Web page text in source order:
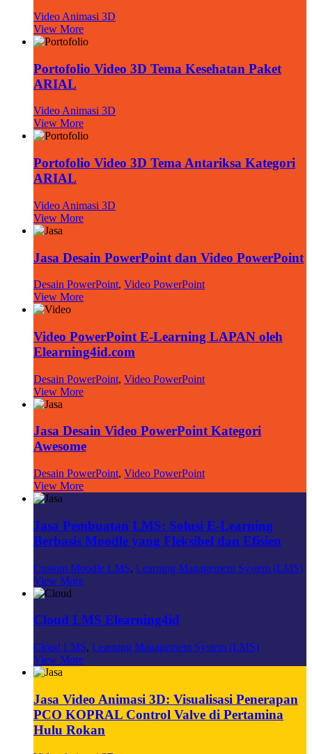
Video Animasi 3D
View More
Portofolio Video 3D Tema Kesehatan Paket
ARIAL
Video Animasi 3D
View More
Portofolio Video 3D Tema Antariksa Kategori
ARIAL
Video Animasi 3D
View More
Jasa Desain PowerPoint dan Video PowerPoint
Desain PowerPoint, Video PowerPoint
View More
Video PowerPoint E-Learning LAPAN oleh
Elearning4id.com
Desain PowerPoint, Video PowerPoint
View More
Jasa Desain Video PowerPoint Kategori
Awesome
Desain PowerPoint, Video PowerPoint
View More
Jasa Pembuatan LMS: Solusi E-Learning
Berbasis Moodle yang Fleksibel dan Efisien
Custom Moodle LMS, Learning Management System (LMS)
View More
Cloud LMS Elearning4id
Cloud LMS, Learning Management System (LMS)
View More
Jasa Video Animasi 3D: Visualisasi Penerapan
PCO KOPRAL Control Valve di Pertamina
Hulu Rokan